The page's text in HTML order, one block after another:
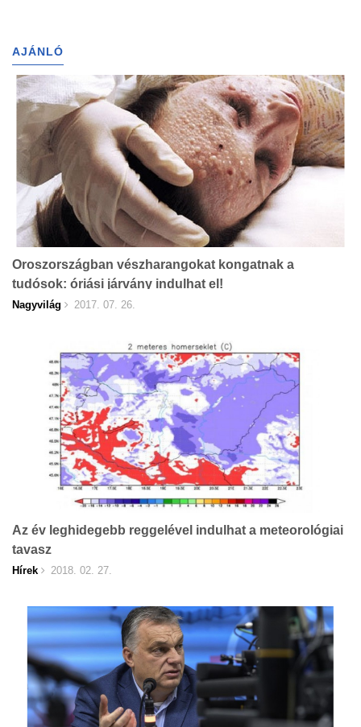
AJÁNLÓ
Oroszországban vészharangokat kongatnak a
tudósok: óriási járvány indulhat el!
Nagyvilág 2017. 07. 26.
Az év leghidegebb reggelével indulhat a meteorológiai
tavasz
Hírek 2018. 02. 27.